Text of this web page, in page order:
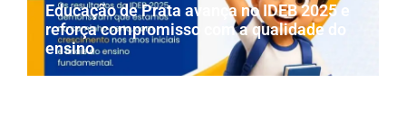
Educação de Prata avança no IDEB 2025 e
reforça compromisso com a qualidade do
ensino